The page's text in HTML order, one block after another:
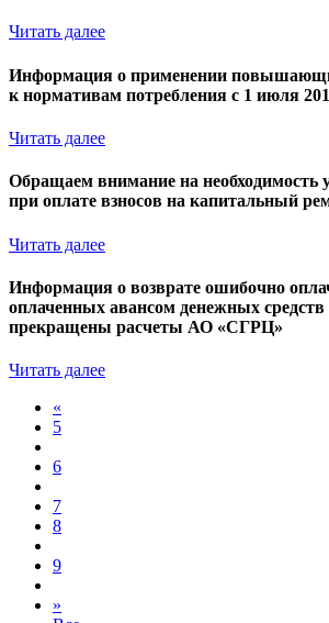
Читать далее
Информация о применении
к нормативам потребления с 1 июля
Читать далее
Обращаем внимание на необходимость
при оплате взносов на капитальный
Читать далее
Информация о возврате ошибочно
оплаченных авансом денежных
прекращены расчеты АО «СГРЦ»
Читать далее
«
5
6
7
8
9
»